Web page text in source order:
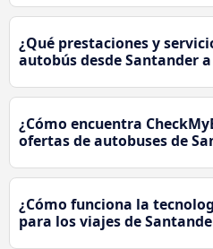
¿Qué prestaciones y
autobús desde Santander
¿Cómo encuentra
ofertas de autobuses de
¿Cómo funciona la
para los viajes de